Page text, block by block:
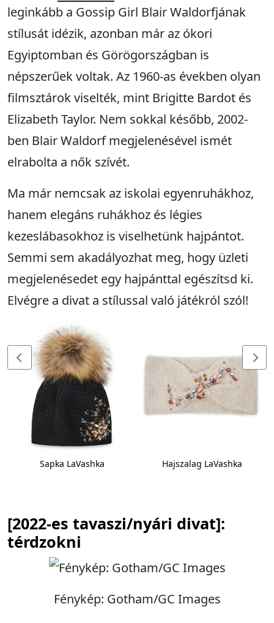
leginkább a Gossip Girl Blair Waldorfjának
stílusát idézik, azonban már az ókori
Egyiptomban és Görögországban is
népszerűek voltak. Az 1960-as években olyan
filmsztárok viselték, mint Brigitte Bardot és
Elizabeth Taylor. Nem sokkal később, 2002-
ben Blair Waldorf megjelenésével ismét
elrabolta a nők szívét.
Ma már nemcsak az iskolai egyenruhákhoz,
hanem elegáns ruhákhoz és légies
kezeslábasokhoz is viselhetünk hajpántot.
Semmi sem akadályozhat meg, hogy üzleti
megjelenésedet egy hajpánttal egészítsd ki.
Elvégre a divat a stílussal való játékról szól!
Sapka LaVashka Hajszalag LaVashka
[2022-es tavaszi/nyári divat]:
térdzokni
Fénykép: Gotham/GC Images